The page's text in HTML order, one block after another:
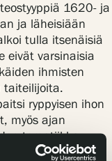
1620- ja
ja läheisiään
tulla itsenäisiä
eivät varsinaisia
ihmisten
taiteilijoita.
ryppyisen ihon
myös ajan
tematiikka.
tuotannossa